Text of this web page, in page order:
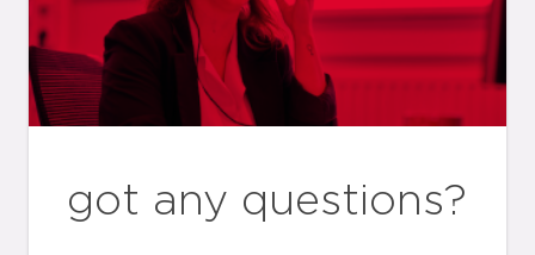
got any questions?